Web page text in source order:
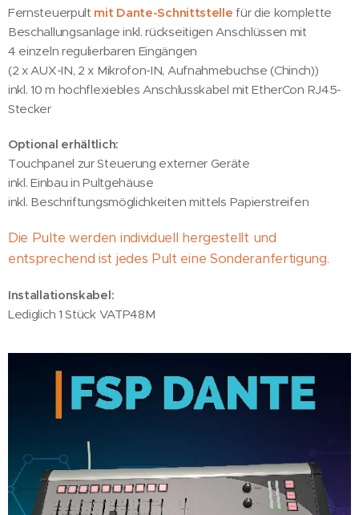
Fernsteuerpult mit Dante-Schnittstelle für die komplette
Beschallungsanlage inkl. rückseitigen Anschlüssen mit
4 einzeln regulierbaren Eingängen
(2 x AUX-IN, 2 x Mikrofon-IN, Aufnahmebuchse (Chinch))
inkl. 10 m hochflexiebles Anschlusskabel mit EtherCon RJ45-
Stecker
Optional erhältlich:
Touchpanel zur Steuerung externer Geräte
inkl. Einbau in Pultgehäuse
inkl. Beschriftungsmöglichkeiten mittels Papierstreifen
Die Pulte werden individuell hergestellt und
entsprechend ist jedes Pult eine Sonderanfertigung.
Installationskabel:
Lediglich 1 Stück VATP48M